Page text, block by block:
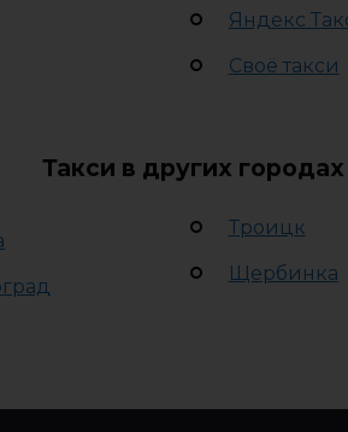
Яндекс
Своё такси
Такси в других
Троицк
Щербинка